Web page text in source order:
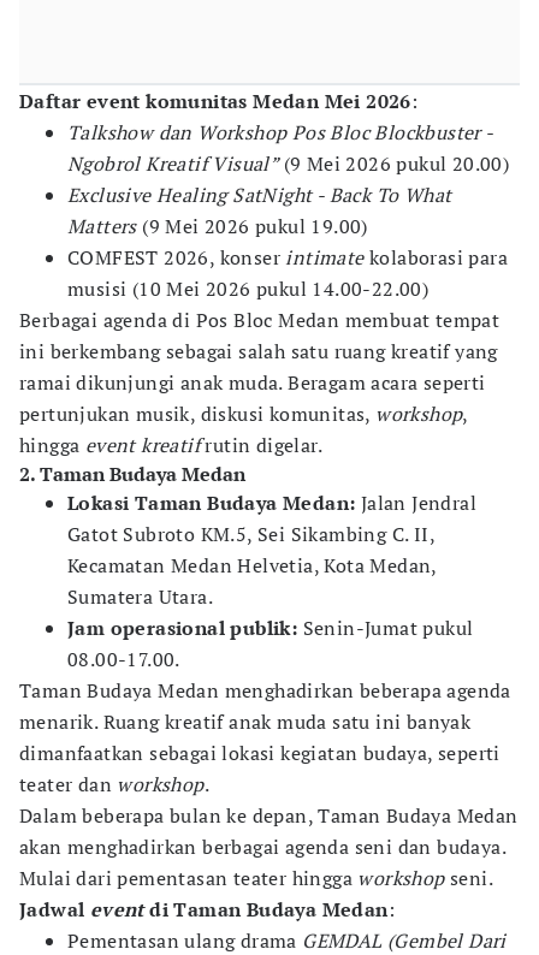
Daftar event komunitas Medan Mei 2026:
Talkshow dan Workshop Pos Bloc Blockbuster -
Ngobrol Kreatif Visual”(9 Mei 2026 pukul 20.00)
Exclusive Healing SatNight - Back To What
Matters(9 Mei 2026 pukul 19.00)
COMFEST 2026, konserintimatekolaborasi para
musisi (10 Mei 2026 pukul 14.00-22.00)
Berbagai agenda di Pos Bloc Medan membuat tempat
ini berkembang sebagai salah satu ruang kreatif yang
ramai dikunjungi anak muda. Beragam acara seperti
pertunjukan musik, diskusi komunitas, workshop,
hingga event kreatifrutin digelar.
2. Taman Budaya Medan
Lokasi Taman Budaya Medan: Jalan Jendral
Gatot Subroto KM.5, Sei Sikambing C. II,
Kecamatan Medan Helvetia, Kota Medan,
Sumatera Utara.
Jam operasional publik: Senin-Jumat pukul
08.00-17.00.
Taman Budaya Medan menghadirkan beberapa agenda
menarik. Ruang kreatif anak muda satu ini banyak
dimanfaatkan sebagai lokasi kegiatan budaya, seperti
teater dan workshop.
Dalam beberapa bulan ke depan, Taman Budaya Medan
akan menghadirkan berbagai agenda seni dan budaya.
Mulai dari pementasan teater hingga workshopseni.
Jadwal eventdi Taman Budaya Medan:
Pementasan ulang drama GEMDAL (Gembel Dari